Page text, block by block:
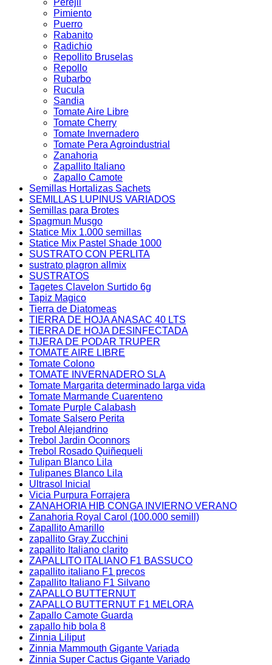
Perejil
Pimiento
Puerro
Rabanito
Radichio
Repollito Bruselas
Repollo
Rubarbo
Rucula
Sandia
Tomate Aire Libre
Tomate Cherry
Tomate Invernadero
Tomate Pera Agroindustrial
Zanahoria
Zapallito Italiano
Zapallo Camote
Semillas Hortalizas Sachets
SEMILLAS LUPINUS VARIADOS
Semillas para Brotes
Spagmun Musgo
Statice Mix 1.000 semillas
Statice Mix Pastel Shade 1000
SUSTRATO CON PERLITA
sustrato plagron allmix
SUSTRATOS
Tagetes Clavelon Surtido 6g
Tapiz Magico
Tierra de Diatomeas
TIERRA DE HOJA ANASAC 40 LTS
TIERRA DE HOJA DESINFECTADA
TIJERA DE PODAR TRUPER
TOMATE AIRE LIBRE
Tomate Colono
TOMATE INVERNADERO SLA
Tomate Margarita determinado larga vida
Tomate Marmande Cuarenteno
Tomate Purple Calabash
Tomate Salsero Perita
Trebol Alejandrino
Trebol Jardin Oconnors
Trebol Rosado Quiñequeli
Tulipan Blanco Lila
Tulipanes Blanco Lila
Ultrasol Inicial
Vicia Purpura Forrajera
ZANAHORIA HIB CONGA INVIERNO VERANO
Zanahoria Royal Carol (100.000 semill)
Zapallito Amarillo
zapallito Gray Zucchini
zapallito Italiano clarito
ZAPALLITO ITALIANO F1 BASSUCO
zapallito italiano F1 precos
Zapallito Italiano F1 Silvano
ZAPALLO BUTTERNUT
ZAPALLO BUTTERNUT F1 MELORA
Zapallo Camote Guarda
zapallo hib bola 8
Zinnia Liliput
Zinnia Mammouth Gigante Variada
Zinnia Super Cactus Gigante Variado